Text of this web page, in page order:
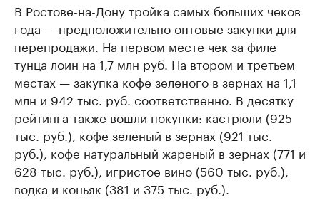
В Ростове-на-Дону тройка самых больших чеков
года — предположительно оптовые закупки для
перепродажи. На первом месте чек за филе
тунца лоин на 1,7 млн руб. На втором и третьем
местах — закупка кофе зеленого в зернах на 1,1
млн и 942 тыс. руб. соответственно. В десятку
рейтинга также вошли покупки: кастрюли (925
тыс. руб.), кофе зеленый в зернах (921 тыс.
руб.), кофе натуральный жареный в зернах (771 и
628 тыс. руб.), игристое вино (560 тыс. руб.),
водка и коньяк (381 и 375 тыс. руб.).